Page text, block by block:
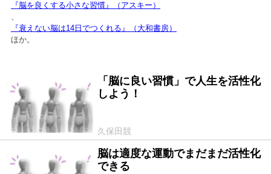
『脳を良くする小さな習慣』（アスキー）
、
『衰えない脳は14日でつくれる』（大和書房）
ほか。
2009/05/21
「脳に良い習慣」で人生を活性化
しよう！
久保田競
2009/04/22
脳は適度な運動でまだまだ活性化
できる